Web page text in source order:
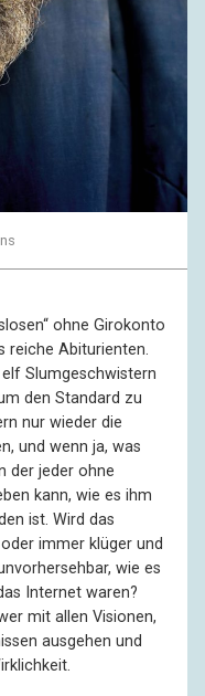
ohne Girokonto
reiche Abiturienten.
Slumgeschwistern
den Standard zu
nur wieder die
und wenn ja, was
der jeder ohne
kann, wie es ihm
ist. Wird das
immer klüger und
wie es
Internet waren?
mit allen Visionen,
ausgehen und